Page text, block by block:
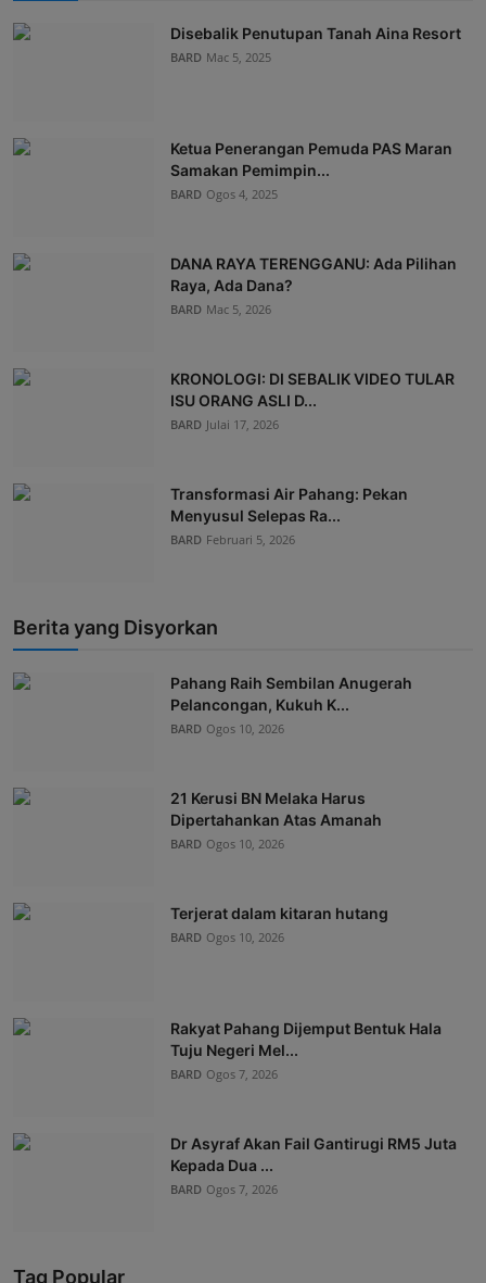
Disebalik Penutupan Tanah Aina Resort
BARD Mac 5, 2025
Ketua Penerangan Pemuda PAS Maran
Samakan Pemimpin...
BARD Ogos 4, 2025
DANA RAYA TERENGGANU: Ada Pilihan
Raya, Ada Dana?
BARD Mac 5, 2026
KRONOLOGI: DI SEBALIK VIDEO TULAR
ISU ORANG ASLI D...
BARD Julai 17, 2026
Transformasi Air Pahang: Pekan
Menyusul Selepas Ra...
BARD Februari 5, 2026
Berita yang Disyorkan
Pahang Raih Sembilan Anugerah
Pelancongan, Kukuh K...
BARD Ogos 10, 2026
21 Kerusi BN Melaka Harus
Dipertahankan Atas Amanah
BARD Ogos 10, 2026
Terjerat dalam kitaran hutang
BARD Ogos 10, 2026
Rakyat Pahang Dijemput Bentuk Hala
Tuju Negeri Mel...
BARD Ogos 7, 2026
Dr Asyraf Akan Fail Gantirugi RM5 Juta
Kepada Dua ...
BARD Ogos 7, 2026
Tag Popular